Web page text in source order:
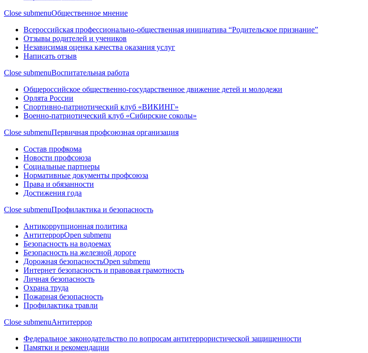
Close submenuОбщественное мнение
Всероссийская профессионально-общественная инициатива “Родительское признание”
Отзывы родителей и учеников
Независимая оценка качества оказания услуг
Написать отзыв
Close submenuВоспитательная работа
Общероссийское общественно-государственное движение детей и молодежи
Орлята России
Спортивно-патриотический клуб «ВИКИНГ»
Военно-патриотический клуб «Сибирские соколы»
Close submenuПервичная профсоюзная организация
Состав профкома
Новости профсоюза
Социальные партнеры
Нормативные документы профсоюза
Права и обязанности
Достижения года
Close submenuПрофилактика и безопасность
Антикоррупционная политика
АнтитеррорOpen submenu
Безопасность на водоемах
Безопасность на железной дороге
Дорожная безопасностьOpen submenu
Интернет безопасность и правовая грамотность
Личная безопасность
Охрана труда
Пожарная безопасность
Профилактика травли
Close submenuАнтитеррор
Федеральное законодательство по вопросам антитеррористической защищенности
Памятки и рекомендации